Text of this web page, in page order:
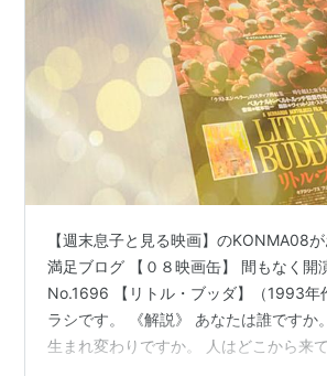
【週末息子と見る映画】のKONMA08
満足ブログ 【０８映画缶】 間もなく開
No.1696 【リトル・ブッダ】（1993年
ラシです。 《解説》 あなたは誰ですか
生まれ変わりですか。 人はどこから来